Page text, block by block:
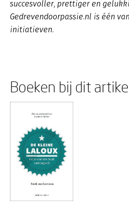
succesvoller, prettiger en
Gedrevendoorpassie.nl is één
initiatieven.
Boeken bij dit